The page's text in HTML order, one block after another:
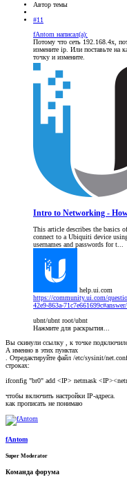
Автор темы
#11
fAntom написал(а):
Потому что сеть 192.168.4х,
измените ip. Или поставьте на
точку и измените.
Intro to Networking -
This article describes the basics
connect to a Ubiquiti device
usernames and passwords for t...
help.ui.com
https://community.ui.com/
42e9-863a-
ubnt/ubnt root/ubnt
Нажмите для раскрытия...
Вы скинули ссылку , к точке
А именно в этих пунктах
. Отредактируйте файл /etc/sysinit/
строках:
ifconfig "br0" add <IP> netmask
чтобы включить настройки IP-адреса.
как прописать не понимаю
fAntom
Super Moderator
Команда форума